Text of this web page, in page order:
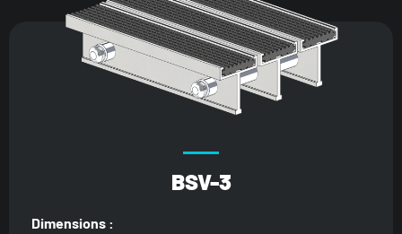
BSV-3
Dimensions :